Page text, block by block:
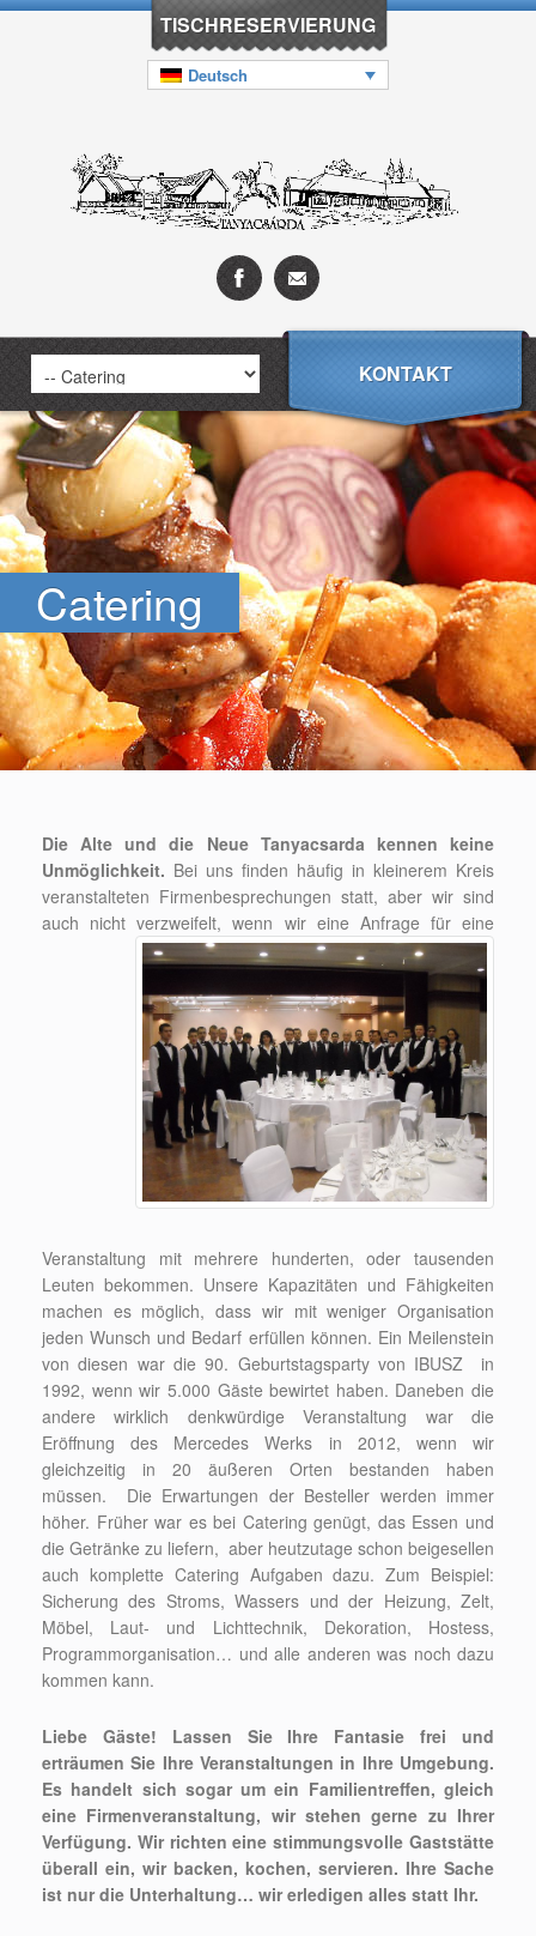
TISCHRESERVIERUNG
Deutsch
KONTAKT
Catering
Die Alte und die Neue Tanyacsarda kennen keine
Unmöglichkeit. Bei uns finden häufig in kleinerem Kreis
veranstalteten Firmenbesprechungen statt, aber wir sind
auch nicht verzweifelt, wenn wir eine Anfrage für eine
Veranstaltung mit mehrere hunderten, oder tausenden
Leuten bekommen. Unsere Kapazitäten und Fähigkeiten
machen es möglich, dass wir mit weniger Organisation
jeden Wunsch und Bedarf erfüllen können. Ein Meilenstein
von diesen war die 90. Geburtstagsparty von IBUSZ in
1992, wenn wir 5.000 Gäste bewirtet haben. Daneben die
andere wirklich denkwürdige Veranstaltung war die
Eröffnung des Mercedes Werks in 2012, wenn wir
gleichzeitig in 20 äußeren Orten bestanden haben
müssen. Die Erwartungen der Besteller werden immer
höher. Früher war es bei Catering genügt, das Essen und
die Getränke zu liefern, aber heutzutage schon beigesellen
auch komplette Catering Aufgaben dazu. Zum Beispiel:
Sicherung des Stroms, Wassers und der Heizung, Zelt,
Möbel, Laut- und Lichttechnik, Dekoration, Hostess,
Programmorganisation… und alle anderen was noch dazu
kommen kann.
Liebe Gäste!
Lassen Sie Ihre Fantasie frei und
erträumen Sie Ihre Veranstaltungen in Ihre Umgebung.
Es handelt sich sogar um ein Familientreffen, gleich
eine Firmenveranstaltung, wir stehen gerne zu Ihrer
Verfügung. Wir richten eine stimmungsvolle Gaststätte
überall ein, wir backen, kochen, servieren. Ihre Sache
ist nur die Unterhaltung… wir erledigen alles statt Ihr.